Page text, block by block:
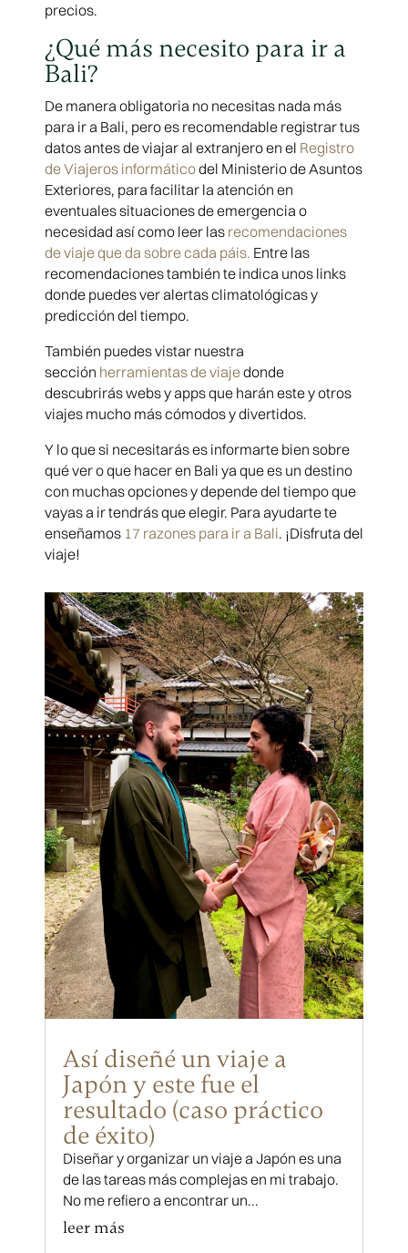
precios.
¿Qué más necesito para ir a
Bali?
De manera obligatoria no necesitas nada más
para ir a Bali, pero es recomendable registrar tus
datos antes de viajar al extranjero en el Registro
de Viajeros informáticodel Ministerio de Asuntos
Exteriores, para facilitar la atención en
eventuales situaciones de emergencia o
necesidad así como leer las recomendaciones
de viaje que da sobre cada páis. Entre las
recomendaciones también te indica unos links
donde puedes ver alertas climatológicas y
predicción del tiempo.
También puedes vistar nuestra
sección herramientas de viajedonde
descubrirás webs y apps que harán este y otros
viajes mucho más cómodos y divertidos.
Y lo que si necesitarás es informarte bien sobre
qué ver o que hacer en Bali ya que es un destino
con muchas opciones y depende del tiempo que
vayas a ir tendrás que elegir. Para ayudarte te
enseñamos 17 razones para ir a Bali. ¡Disfruta del
viaje!
Así diseñé un viaje a
Japón y este fue el
resultado (caso práctico
de éxito)
Diseñar y organizar un viaje a Japón es una
de las tareas más complejas en mi trabajo.
No me refiero a encontrar un...
leer más